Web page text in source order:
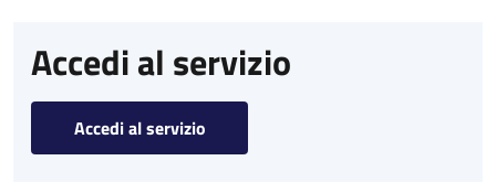
Accedi al servizio
Accedi al servizio